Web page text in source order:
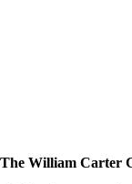
William Carter